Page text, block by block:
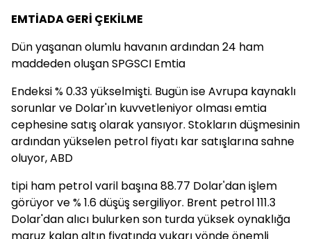
EMTİADA GERİ ÇEKİLME
Dün yaşanan olumlu havanın ardından 24 ham
maddeden oluşan SPGSCI Emtia
Endeksi % 0.33 yükselmişti. Bugün ise Avrupa kaynaklı
sorunlar ve Dolar'ın kuvvetleniyor olması emtia
cephesine satış olarak yansıyor. Stokların düşmesinin
ardından yükselen petrol fiyatı kar satışlarına sahne
oluyor, ABD
tipi ham petrol varil başına 88.77 Dolar'dan işlem
görüyor ve % 1.6 düşüş sergiliyor. Brent petrol 111.3
Dolar'dan alıcı bulurken son turda yüksek oynaklığa